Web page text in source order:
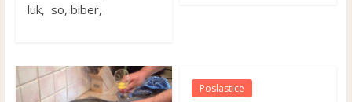
luk, so, biber,
Poslastice